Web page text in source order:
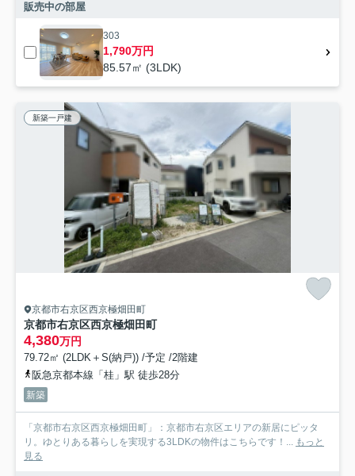
販売中の部屋
303
1,790万円
85.57㎡ (3LDK)
新築一戸建
京都市右京区西京極畑田町
京都市右京区西京極畑田町
4,380万円
79.72㎡ (2LDK＋S(納戸)) /予定 /2階建
阪急京都本線「桂」駅 徒歩28分
新築
「京都市右京区西京極畑田町」：京都市右京区エリアの新居にピッタ
リ。ゆとりある暮らしを実現する3LDKの物件はこちらです！... もっと
見る